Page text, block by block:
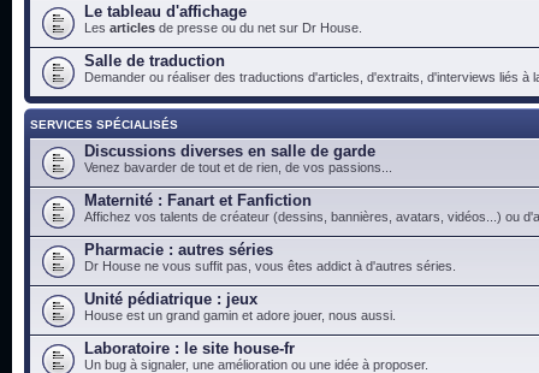
Le tableau d'affichage
Les articles de presse ou du net sur Dr House.
Salle de traduction
Demander ou réaliser des traductions d'articles, d'extraits, d'interviews liés à
SERVICES SPÉCIALISÉS
Discussions diverses en salle de garde
Venez bavarder de tout et de rien, de vos passions...
Maternité : Fanart et Fanfiction
Affichez vos talents de créateur (dessins, bannières, avatars, vidéos...) ou
Pharmacie : autres séries
Dr House ne vous suffit pas, vous êtes addict à d'autres séries.
Unité pédiatrique : jeux
House est un grand gamin et adore jouer, nous aussi.
Laboratoire : le site house-fr
Un bug à signaler, une amélioration ou une idée à proposer.